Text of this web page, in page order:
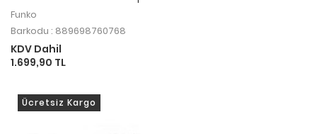
Funko
Barkodu : 889698760768
KDV Dahil
1.699,90 TL
Ücretsiz Kargo